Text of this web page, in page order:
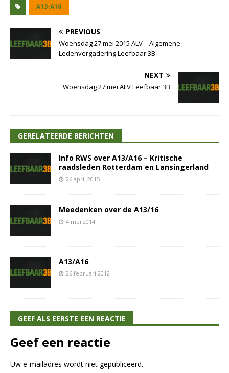
A13-A16
PREVIOUS
Woensdag 27 mei 2015 ALV – Algemene
Ledenvergadering Leefbaar 3B
NEXT
Woensdag 27 mei ALV Leefbaar 3B
GERELATEERDE BERICHTEN
Info RWS over A13/A16 – Kritische
raadsleden Rotterdam en Lansingerland
26 april 2015
Meedenken over de A13/16
4 mei 2014
A13/A16
26 februari 2012
GEEF ALS EERSTE EEN REACTIE
Geef een reactie
Uw e-mailadres wordt niet gepubliceerd.